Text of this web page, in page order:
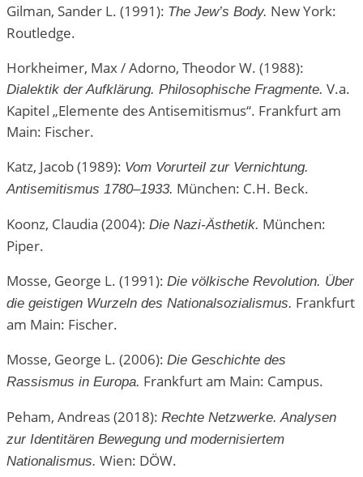
Gilman, Sander L. (1991): The Jew’s Body. New York:
Routledge.
Horkheimer, Max / Adorno, Theodor W. (1988):
Dialektik der Aufklärung. Philosophische Fragmente. V.a.
Kapitel „Elemente des Antisemitismus“. Frankfurt am
Main: Fischer.
Katz, Jacob (1989): Vom Vorurteil zur Vernichtung.
Antisemitismus 1780–1933. München: C.H. Beck.
Koonz, Claudia (2004): Die Nazi-Ästhetik. München:
Piper.
Mosse, George L. (1991): Die völkische Revolution. Über
die geistigen Wurzeln des Nationalsozialismus. Frankfurt
am Main: Fischer.
Mosse, George L. (2006): Die Geschichte des
Rassismus in Europa. Frankfurt am Main: Campus.
Peham, Andreas (2018): Rechte Netzwerke. Analysen
zur Identitären Bewegung und modernisiertem
Nationalismus. Wien: DÖW.